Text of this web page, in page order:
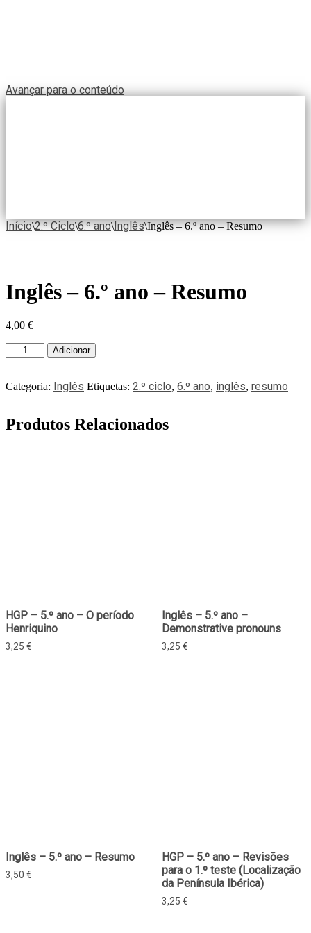
Avançar para o conteúdo
Início\2.º Ciclo\6.º ano\Inglês\Inglês – 6.º ano – Resumo
Inglês – 6.º ano – Resumo
4,00 €
Adicionar
Categoria: Inglês Etiquetas: 2.º ciclo, 6.º ano, inglês, resumo
Produtos Relacionados
HGP – 5.º ano – O período
Henriquino
3,25 €
Inglês – 5.º ano –
Demonstrative pronouns
3,25 €
Inglês – 5.º ano – Resumo
3,50 €
HGP – 5.º ano – Revisões
para o 1.º teste (Localização
da Península Ibérica)
3,25 €